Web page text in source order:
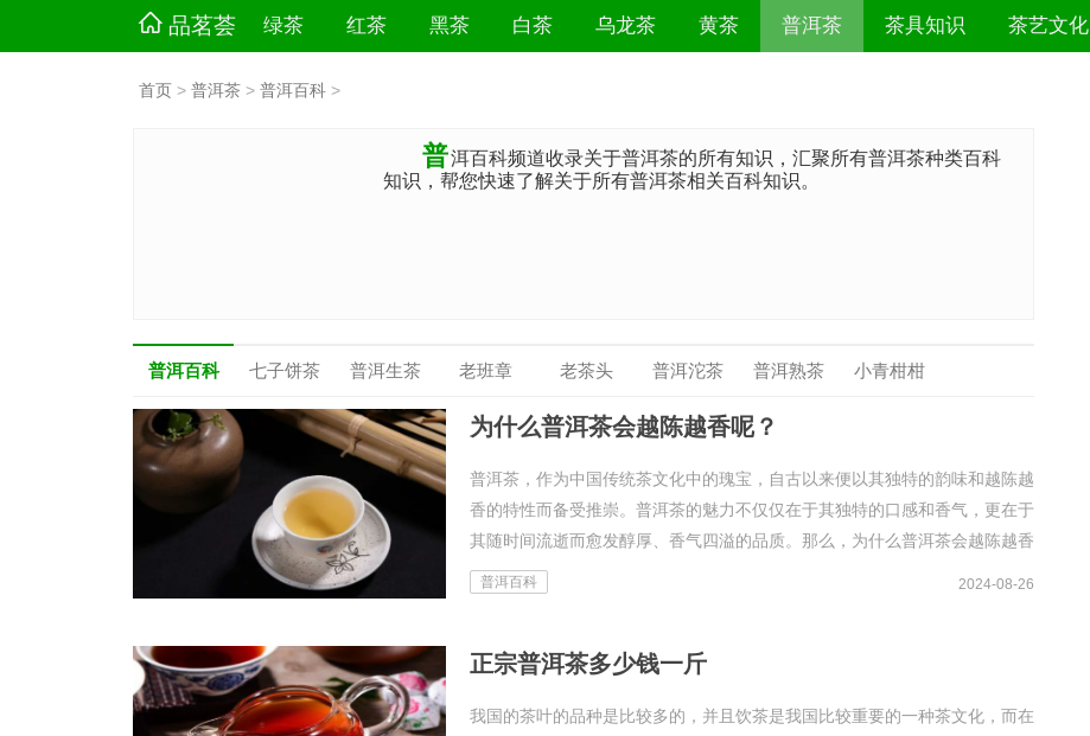
品茗荟 绿茶 红茶 黑茶 白茶 乌龙茶 黄茶 普洱茶 茶具知识 茶艺文化
首页 > 普洱茶 > 普洱百科 >
普洱百科频道收录关于普洱茶的所有知识，汇聚所有普洱茶种类百科
知识，帮您快速了解关于所有普洱茶相关百科知识。
普洱百科 七子饼茶 普洱生茶 老班章 老茶头 普洱沱茶 普洱熟茶 小青柑柑
为什么普洱茶会越陈越香呢？
普洱茶，作为中国传统茶文化中的瑰宝，自古以来便以其独特的韵味和越陈越
香的特性而备受推崇。普洱茶的魅力不仅仅在于其独特的口感和香气，更在于
其随时间流逝而愈发醇厚、香气四溢的品质。那么，为什么普洱茶会越陈越香
呢?这其中蕴含了哪些科学原理和深厚的文化底蕴呢?...
普洱百科 2024-08-26
正宗普洱茶多少钱一斤
我国的茶叶的品种是比较多的，并且饮茶是我国比较重要的一种茶文化，而在